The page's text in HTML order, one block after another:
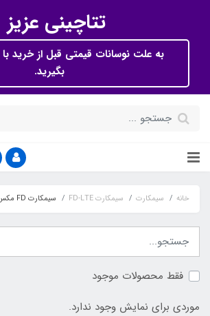
تتاچینی عزیز
به علت نوسانات قیمتی قبل از خرید
بگیرید.
خانه سیمکارت سیمکارت FD-LTE سیمکارت FD مکس - مبین نت و همراه اول
فقط محصولات موجود
موردی برای نمایش وجود ندارد.